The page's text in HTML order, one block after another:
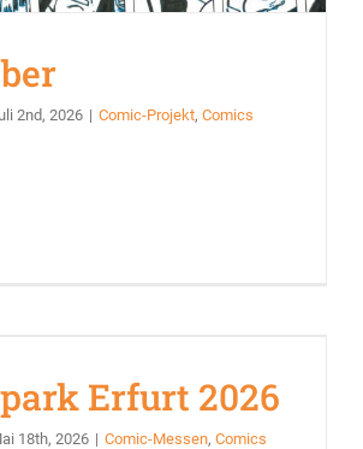
2nd, 2026 | Comic-Projekt, Comics
Erfurt 2026
18th, 2026 | Comic-Messen, Comics